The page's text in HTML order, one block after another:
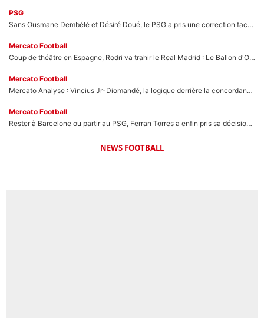
PSG
Sans Ousmane Dembélé et Désiré Doué, le PSG a pris une correction face à Majorque : Luis Enrique attend avec impatience des renforts !
Mercato Football
Coup de théâtre en Espagne, Rodri va trahir le Real Madrid : Le Ballon d'Or a choisi de signer au FC Barcelone !
Mercato Football
Mercato Analyse : Vincius Jr-Diomandé, la logique derrière la concordance des temps
Mercato Football
Rester à Barcelone ou partir au PSG, Ferran Torres a enfin pris sa décision : La course contre la montre est lancée !
NEWS FOOTBALL